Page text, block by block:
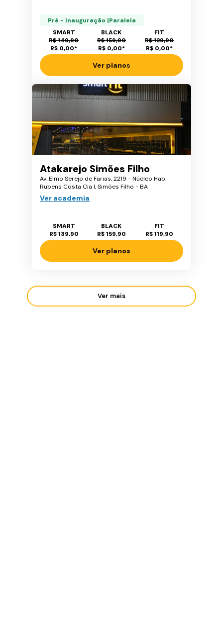
Pré - Inauguração |Paralela
SMART
R$ 149,90
R$ 0,00*
BLACK
R$ 159,90
R$ 0,00*
FIT
R$ 129,90
R$ 0,00*
Ver planos
Atakarejo Simões Filho
Av. Elmo Serejo de Farias, 2219 - Núcleo Hab.
Rubens Costa Cia I, Simões Filho - BA
Ver academia
SMART
R$ 139,90
BLACK
R$ 159,90
FIT
R$ 119,90
Ver planos
Ver mais